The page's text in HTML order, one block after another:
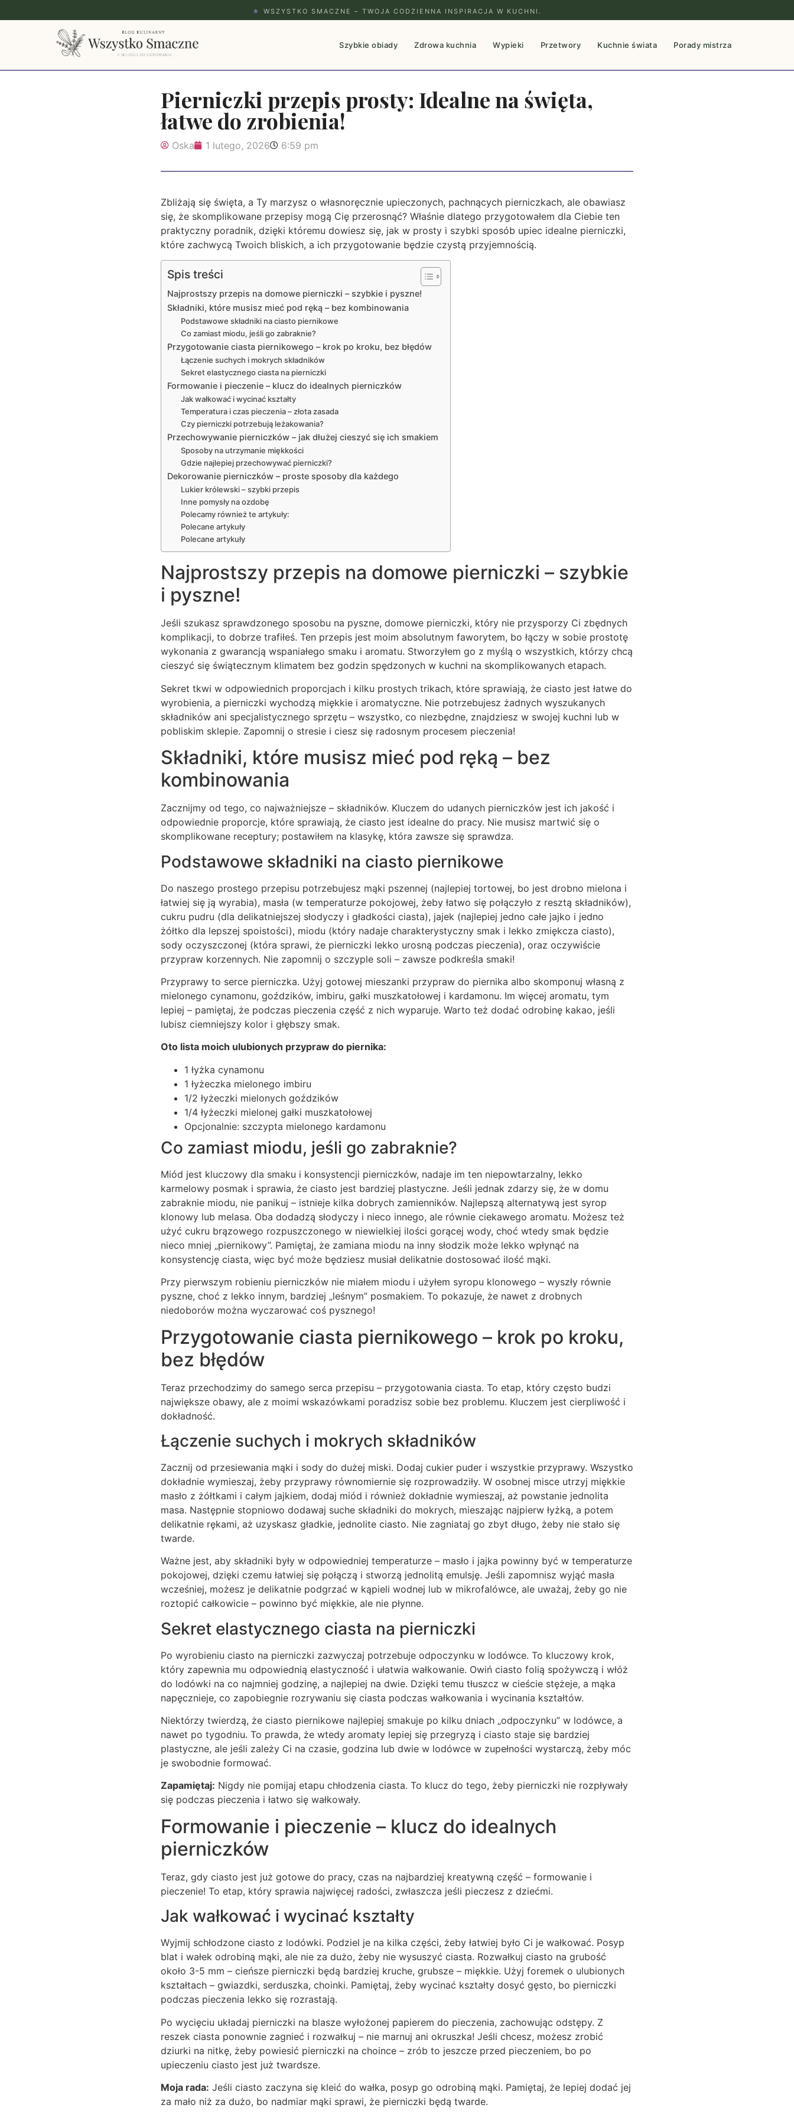
★ WSZYSTKO SMACZNE – TWOJA CODZIENNA INSPIRACJA W KUCHNI.
Szybkie obiady Zdrowa kuchnia Wypieki Przetwory Kuchnie świata Porady mistrza
Pierniczki przepis prosty: Idealne na święta,
łatwe do zrobienia!
Oska 1 lutego, 2026 6:59 pm
Zbliżają się święta, a Ty marzysz o własnoręcznie upieczonych, pachnących pierniczkach, ale obawiasz
się, że skomplikowane przepisy mogą Cię przerosnąć? Właśnie dlatego przygotowałem dla Ciebie ten
praktyczny poradnik, dzięki któremu dowiesz się, jak w prosty i szybki sposób upiec idealne pierniczki,
które zachwycą Twoich bliskich, a ich przygotowanie będzie czystą przyjemnością.
Spis treści
Najprostszy przepis na domowe pierniczki – szybkie i pyszne!
Składniki, które musisz mieć pod ręką – bez kombinowania
Podstawowe składniki na ciasto piernikowe
Co zamiast miodu, jeśli go zabraknie?
Przygotowanie ciasta piernikowego – krok po kroku, bez błędów
Łączenie suchych i mokrych składników
Sekret elastycznego ciasta na pierniczki
Formowanie i pieczenie – klucz do idealnych pierniczków
Jak wałkować i wycinać kształty
Temperatura i czas pieczenia – złota zasada
Czy pierniczki potrzebują leżakowania?
Przechowywanie pierniczków – jak dłużej cieszyć się ich smakiem
Sposoby na utrzymanie miękkości
Gdzie najlepiej przechowywać pierniczki?
Dekorowanie pierniczków – proste sposoby dla każdego
Lukier królewski – szybki przepis
Inne pomysły na ozdobę
Polecamy również te artykuły:
Polecane artykuły
Polecane artykuły
Najprostszy przepis na domowe pierniczki – szybkie
i pyszne!
Jeśli szukasz sprawdzonego sposobu na pyszne, domowe pierniczki, który nie przysporzy Ci zbędnych
komplikacji, to dobrze trafiłeś. Ten przepis jest moim absolutnym faworytem, bo łączy w sobie prostotę
wykonania z gwarancją wspaniałego smaku i aromatu. Stworzyłem go z myślą o wszystkich, którzy chcą
cieszyć się świątecznym klimatem bez godzin spędzonych w kuchni na skomplikowanych etapach.
Sekret tkwi w odpowiednich proporcjach i kilku prostych trikach, które sprawiają, że ciasto jest łatwe do
wyrobienia, a pierniczki wychodzą miękkie i aromatyczne. Nie potrzebujesz żadnych wyszukanych
składników ani specjalistycznego sprzętu – wszystko, co niezbędne, znajdziesz w swojej kuchni lub w
pobliskim sklepie. Zapomnij o stresie i ciesz się radosnym procesem pieczenia!
Składniki, które musisz mieć pod ręką – bez
kombinowania
Zacznijmy od tego, co najważniejsze – składników. Kluczem do udanych pierniczków jest ich jakość i
odpowiednie proporcje, które sprawiają, że ciasto jest idealne do pracy. Nie musisz martwić się o
skomplikowane receptury; postawiłem na klasykę, która zawsze się sprawdza.
Podstawowe składniki na ciasto piernikowe
Do naszego prostego przepisu potrzebujesz mąki pszennej (najlepiej tortowej, bo jest drobno mielona i
łatwiej się ją wyrabia), masła (w temperaturze pokojowej, żeby łatwo się połączyło z resztą składników),
cukru pudru (dla delikatniejszej słodyczy i gładkości ciasta), jajek (najlepiej jedno całe jajko i jedno
żółtko dla lepszej spoistości), miodu (który nadaje charakterystyczny smak i lekko zmiękcza ciasto),
sody oczyszczonej (która sprawi, że pierniczki lekko urosną podczas pieczenia), oraz oczywiście
przypraw korzennych. Nie zapomnij o szczyple soli – zawsze podkreśla smaki!
Przyprawy to serce pierniczka. Użyj gotowej mieszanki przypraw do piernika albo skomponuj własną z
mielonego cynamonu, goździków, imbiru, gałki muszkatołowej i kardamonu. Im więcej aromatu, tym
lepiej – pamiętaj, że podczas pieczenia część z nich wyparuje. Warto też dodać odrobinę kakao, jeśli
lubisz ciemniejszy kolor i głębszy smak.
Oto lista moich ulubionych przypraw do piernika:
1 łyżka cynamonu
1 łyżeczka mielonego imbiru
1/2 łyżeczki mielonych goździków
1/4 łyżeczki mielonej gałki muszkatołowej
Opcjonalnie: szczypta mielonego kardamonu
Co zamiast miodu, jeśli go zabraknie?
Miód jest kluczowy dla smaku i konsystencji pierniczków, nadaje im ten niepowtarzalny, lekko
karmelowy posmak i sprawia, że ciasto jest bardziej plastyczne. Jeśli jednak zdarzy się, że w domu
zabraknie miodu, nie panikuj – istnieje kilka dobrych zamienników. Najlepszą alternatywą jest syrop
klonowy lub melasa. Oba dodadzą słodyczy i nieco innego, ale równie ciekawego aromatu. Możesz też
użyć cukru brązowego rozpuszczonego w niewielkiej ilości gorącej wody, choć wtedy smak będzie
nieco mniej „piernikowy”. Pamiętaj, że zamiana miodu na inny słodzik może lekko wpłynąć na
konsystencję ciasta, więc być może będziesz musiał delikatnie dostosować ilość mąki.
Przy pierwszym robieniu pierniczków nie miałem miodu i użyłem syropu klonowego – wyszły równie
pyszne, choć z lekko innym, bardziej „leśnym” posmakiem. To pokazuje, że nawet z drobnych
niedoborów można wyczarować coś pysznego!
Przygotowanie ciasta piernikowego – krok po kroku,
bez błędów
Teraz przechodzimy do samego serca przepisu – przygotowania ciasta. To etap, który często budzi
największe obawy, ale z moimi wskazówkami poradzisz sobie bez problemu. Kluczem jest cierpliwość i
dokładność.
Łączenie suchych i mokrych składników
Zacznij od przesiewania mąki i sody do dużej miski. Dodaj cukier puder i wszystkie przyprawy. Wszystko
dokładnie wymieszaj, żeby przyprawy równomiernie się rozprowadziły. W osobnej misce utrzyj miękkie
masło z żółtkami i całym jajkiem, dodaj miód i również dokładnie wymieszaj, aż powstanie jednolita
masa. Następnie stopniowo dodawaj suche składniki do mokrych, mieszając najpierw łyżką, a potem
delikatnie rękami, aż uzyskasz gładkie, jednolite ciasto. Nie zagniataj go zbyt długo, żeby nie stało się
twarde.
Ważne jest, aby składniki były w odpowiedniej temperaturze – masło i jajka powinny być w temperaturze
pokojowej, dzięki czemu łatwiej się połączą i stworzą jednolitą emulsję. Jeśli zapomnisz wyjąć masła
wcześniej, możesz je delikatnie podgrzać w kąpieli wodnej lub w mikrofalówce, ale uważaj, żeby go nie
roztopić całkowicie – powinno być miękkie, ale nie płynne.
Sekret elastycznego ciasta na pierniczki
Po wyrobieniu ciasto na pierniczki zazwyczaj potrzebuje odpoczynku w lodówce. To kluczowy krok,
który zapewnia mu odpowiednią elastyczność i ułatwia wałkowanie. Owiń ciasto folią spożywczą i włóż
do lodówki na co najmniej godzinę, a najlepiej na dwie. Dzięki temu tłuszcz w cieście stężeje, a mąka
napęcznieje, co zapobiegnie rozrywaniu się ciasta podczas wałkowania i wycinania kształtów.
Niektórzy twierdzą, że ciasto piernikowe najlepiej smakuje po kilku dniach „odpoczynku” w lodówce, a
nawet po tygodniu. To prawda, że wtedy aromaty lepiej się przegryzą i ciasto staje się bardziej
plastyczne, ale jeśli zależy Ci na czasie, godzina lub dwie w lodówce w zupełności wystarczą, żeby móc
je swobodnie formować.
Zapamiętaj: Nigdy nie pomijaj etapu chłodzenia ciasta. To klucz do tego, żeby pierniczki nie rozpływały
się podczas pieczenia i łatwo się wałkowały.
Formowanie i pieczenie – klucz do idealnych
pierniczków
Teraz, gdy ciasto jest już gotowe do pracy, czas na najbardziej kreatywną część – formowanie i
pieczenie! To etap, który sprawia najwięcej radości, zwłaszcza jeśli pieczesz z dziećmi.
Jak wałkować i wycinać kształty
Wyjmij schłodzone ciasto z lodówki. Podziel je na kilka części, żeby łatwiej było Ci je wałkować. Posyp
blat i wałek odrobiną mąki, ale nie za dużo, żeby nie wysuszyć ciasta. Rozwałkuj ciasto na grubość
około 3-5 mm – cieńsze pierniczki będą bardziej kruche, grubsze – miękkie. Użyj foremek o ulubionych
kształtach – gwiazdki, serduszka, choinki. Pamiętaj, żeby wycinać kształty dosyć gęsto, bo pierniczki
podczas pieczenia lekko się rozrastają.
Po wycięciu układaj pierniczki na blasze wyłożonej papierem do pieczenia, zachowując odstępy. Z
reszek ciasta ponownie zagnieć i rozwałkuj – nie marnuj ani okruszka! Jeśli chcesz, możesz zrobić
dziurki na nitkę, żeby powiesić pierniczki na choince – zrób to jeszcze przed pieczeniem, bo po
upieczeniu ciasto jest już twardsze.
Moja rada: Jeśli ciasto zaczyna się kleić do wałka, posyp go odrobiną mąki. Pamiętaj, że lepiej dodać jej
za mało niż za dużo, bo nadmiar mąki sprawi, że pierniczki będą twarde.